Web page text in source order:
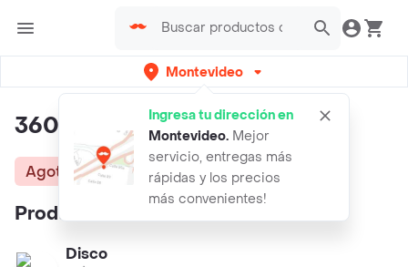
Montevideo
Ingresa tu dirección en
Montevideo. Mejor
servicio, entregas más
rápidas y los precios
más convenientes!
360 Barra de Cereal Artesanal
Agotado
Productos similares:
Disco